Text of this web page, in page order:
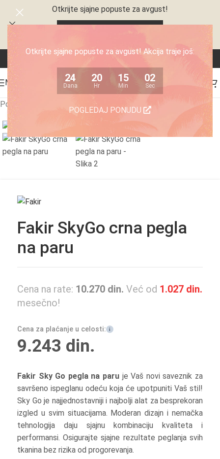
Otkrijte sjajne popuste za avgust! Akcija traje još:
24
Dana
20
Hr
15
Min
02
Sec
POGLEDAJ PONUDU
Otkrijte sjajne popuste za avgust!
MENI
Početna Električne pegle / Pegle na paru
Click to enlarge
Fakir SkyGo crna pegla
na paru
Cena na rate: 10.270 din. Već od 1.027 din.
mesečno!
Cena za plaćanje u celosti: i
9.243 din.
Fakir Sky Go pegla na paru je Vaš novi saveznik za
savršeno ispeglanu odeću koja će upotpuniti Vaš stil!
Sky Go je najjednostavniji i najbolji alat za besprekoran
izgled u svim situacijama. Moderan dizajn i nemačka
tehnologija daju sjajnu kombinaciju kvaliteta i
performansi. Osigurajte sjajne rezultate peglanja svih
tkanina bez rizika od progorevanja.